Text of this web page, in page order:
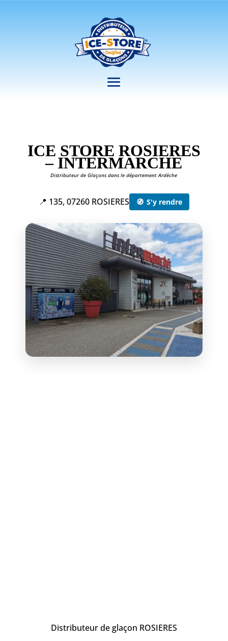
ICE STORE ROSIERES
– INTERMARCHE
Distributeur de Glaçons dans le département Ardèche
📍 135, 07260 ROSIERES 🧭 S'y rendre
Distributeur de glaçon ROSIERES